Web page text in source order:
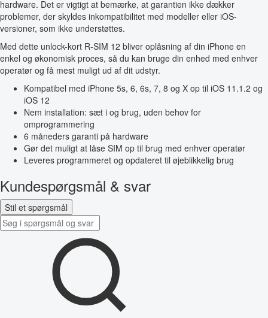
hardware. Det er vigtigt at bemærke, at garantien ikke dækker
problemer, der skyldes inkompatibilitet med modeller eller iOS-
versioner, som ikke understøttes.
Med dette unlock-kort R-SIM 12 bliver oplåsning af din iPhone en
enkel og økonomisk proces, så du kan bruge din enhed med enhver
operatør og få mest muligt ud af dit udstyr.
Kompatibel med iPhone 5s, 6, 6s, 7, 8 og X op til iOS 11.1.2 og
iOS 12
Nem installation: sæt i og brug, uden behov for
omprogrammering
6 måneders garanti på hardware
Gør det muligt at låse SIM op til brug med enhver operatør
Leveres programmeret og opdateret til øjeblikkelig brug
Kundespørgsmål & svar
Stil et spørgsmål